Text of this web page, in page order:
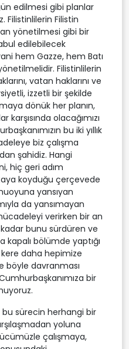
edilmesi gibi planlar
Filistinlilerin Filistin
yönetilmesi gibi bir
edilebilecek
hem Gazze, hem Batı
Filistinlilerin
vatan haklarını ve
izzetli bir şekilde
dönük her planın,
olacağımızı
bu iki yıllık
biz çalışma
şahidiz. Hangi
hiç geri adım
koyduğu çerçevede
yansıyan
da yansımayan
verirken bir an
bunu sürdüren ve
kapalı bölümde yaptığı
daha hepimize
böyle davranması
bir
bu sürecin herhangi bir
yoluna
çalışmaya,